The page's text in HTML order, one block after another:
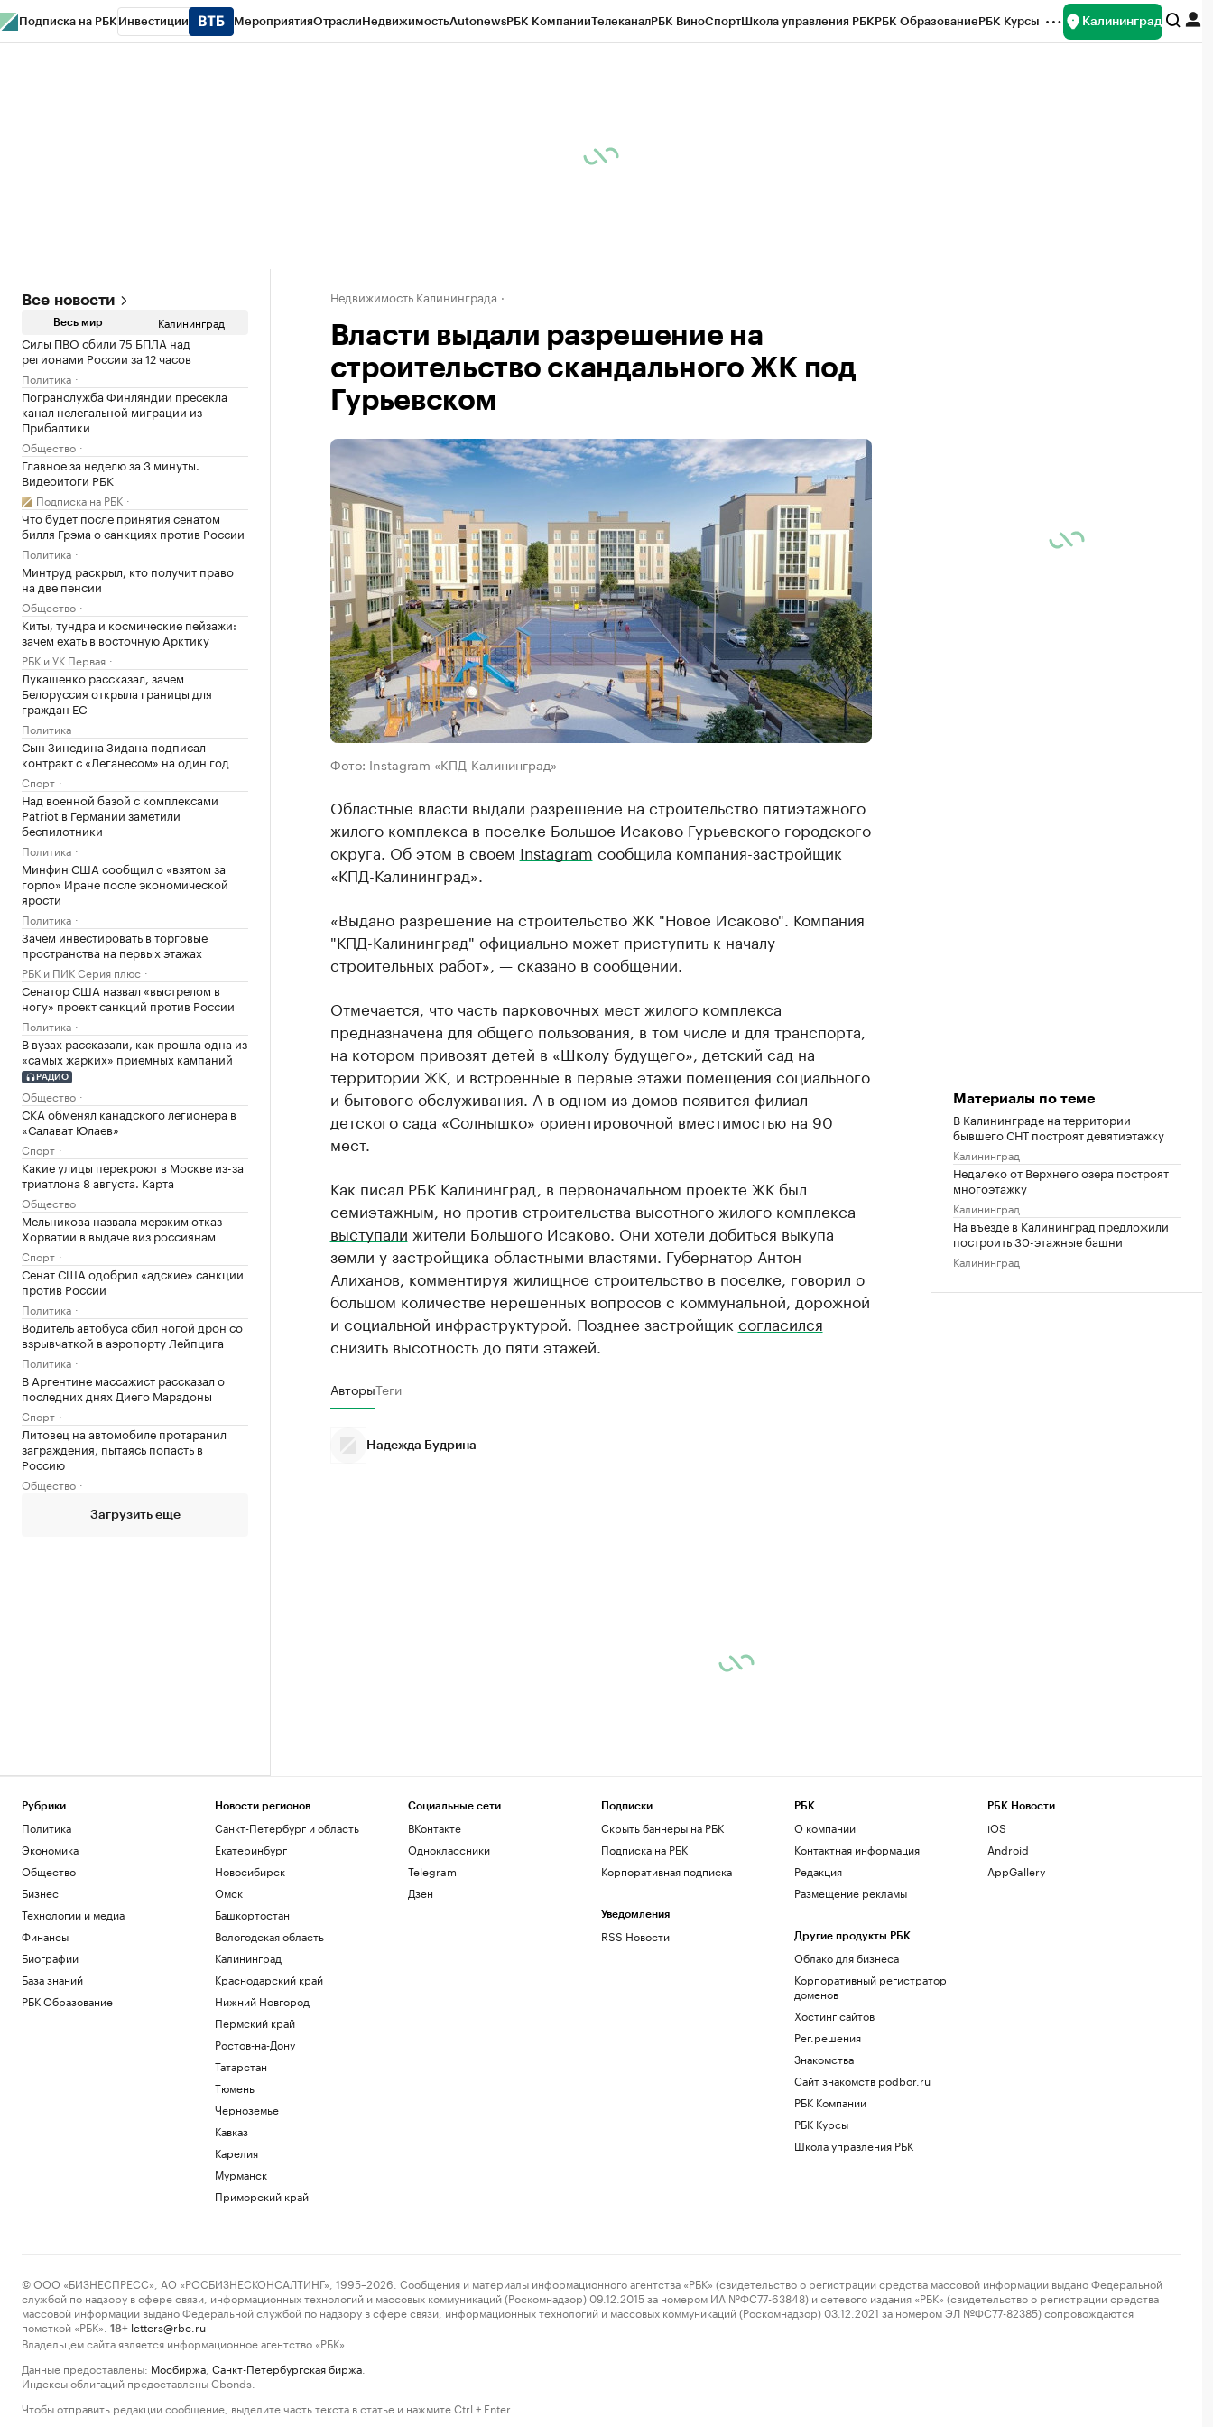
Подписка на РБК Инвестиции МероприятияОтраслиНедвижимостьAutonewsРБК КомпанииТелеканалРБК ВиноСпортШкола управления РБКРБК ОбразованиеРБК Курсы Калининград
Все новости
Весь мир Калининград
Силы ПВО сбили 75 БПЛА над
регионами России за 12 часов
Политика
Погранслужба Финляндии пресекла
канал нелегальной миграции из
Прибалтики
Общество
Главное за неделю за 3 минуты.
Видеоитоги РБК
Подписка на РБК
Что будет после принятия сенатом
билля Грэма о санкциях против России
Политика
Минтруд раскрыл, кто получит право
на две пенсии
Общество
Киты, тундра и космические пейзажи:
зачем ехать в восточную Арктику
РБК и УК Первая
Лукашенко рассказал, зачем
Белоруссия открыла границы для
граждан ЕС
Политика
Сын Зинедина Зидана подписал
контракт с «Леганесом» на один год
Спорт
Над военной базой с комплексами
Patriot в Германии заметили
беспилотники
Политика
Минфин США сообщил о «взятом за
горло» Иране после экономической
ярости
Политика
Зачем инвестировать в торговые
пространства на первых этажах
РБК и ПИК Серия плюс
Сенатор США назвал «выстрелом в
ногу» проект санкций против России
Политика
В вузах рассказали, как прошла одна из
«самых жарких» приемных кампаний
РАДИО
Общество
СКА обменял канадского легионера в
«Салават Юлаев»
Спорт
Какие улицы перекроют в Москве из-за
триатлона 8 августа. Карта
Общество
Мельникова назвала мерзким отказ
Хорватии в выдаче виз россиянам
Спорт
Сенат США одобрил «адские» санкции
против России
Политика
Водитель автобуса сбил ногой дрон со
взрывчаткой в аэропорту Лейпцига
Политика
В Аргентине массажист рассказал о
последних днях Диего Марадоны
Спорт
Литовец на автомобиле протаранил
заграждения, пытаясь попасть в
Россию
Общество
Загрузить еще
Недвижимость Калининграда
Власти выдали разрешение на
строительство скандального ЖК под
Гурьевском
Фото: Instagram «КПД-Калининград»
Областные власти выдали разрешение на строительство пятиэтажного
жилого комплекса в поселке Большое Исаково Гурьевского городского
округа. Об этом в своем Instagram сообщила компания-застройщик
«КПД-Калининград».
«Выдано разрешение на строительство ЖК "Новое Исаково". Компания
"КПД-Калининград" официально может приступить к началу
строительных работ», — сказано в сообщении.
Отмечается, что часть парковочных мест жилого комплекса
предназначена для общего пользования, в том числе и для транспорта,
на котором привозят детей в «Школу будущего», детский сад на
территории ЖК, и встроенные в первые этажи помещения социального
и бытового обслуживания. А в одном из домов появится филиал
детского сада «Солнышко» ориентировочной вместимостью на 90
мест.
Как писал РБК Калининград, в первоначальном проекте ЖК был
семиэтажным, но против строительства высотного жилого комплекса
выступали жители Большого Исаково. Они хотели добиться выкупа
земли у застройщика областными властями. Губернатор Антон
Алиханов, комментируя жилищное строительство в поселке, говорил о
большом количестве нерешенных вопросов с коммунальной, дорожной
и социальной инфраструктурой. Позднее застройщик согласился
снизить высотность до пяти этажей.
АвторыТеги
Надежда Будрина
Материалы по теме
В Калининграде на территории
бывшего СНТ построят девятиэтажку
Калининград
Недалеко от Верхнего озера построят
многоэтажку
Калининград
На въезде в Калининград предложили
построить 30-этажные башни
Калининград
Рубрики
Политика
Экономика
Общество
Бизнес
Технологии и медиа
Финансы
Биографии
База знаний
РБК Образование
Новости регионов
Санкт-Петербург и область
Екатеринбург
Новосибирск
Омск
Башкортостан
Вологодская область
Калининград
Краснодарский край
Нижний Новгород
Пермский край
Ростов-на-Дону
Татарстан
Тюмень
Черноземье
Кавказ
Карелия
Мурманск
Приморский край
Социальные сети
ВКонтакте
Одноклассники
Telegram
Дзен
Подписки
Скрыть баннеры на РБК
Подписка на РБК
Корпоративная подписка
Уведомления
RSS Новости
РБК
О компании
Контактная информация
Редакция
Размещение рекламы
Другие продукты РБК
Облако для бизнеса
Корпоративный регистратор
доменов
Хостинг сайтов
Рег.решения
Знакомства
Сайт знакомств podbor.ru
РБК Компании
РБК Курсы
Школа управления РБК
РБК Новости
iOS
Android
AppGallery
© ООО «БИЗНЕСПРЕСС», АО «РОСБИЗНЕСКОНСАЛТИНГ», 1995–2026. Сообщения и материалы информационного агентства «РБК» (свидетельство о регистрации средства массовой информации выдано Федеральной
службой по надзору в сфере связи, информационных технологий и массовых коммуникаций (Роскомнадзор) 09.12.2015 за номером ИА №ФС77-63848) и сетевого издания «РБК» (свидетельство о регистрации средства
массовой информации выдано Федеральной службой по надзору в сфере связи, информационных технологий и массовых коммуникаций (Роскомнадзор) 03.12.2021 за номером ЭЛ №ФС77-82385) сопровождаются
пометкой «РБК».
18+ letters@rbc.ru
Владельцем сайта является информационное агентство «РБК».
Данные предоставлены: Мосбиржа Санкт-Петербургская биржа
Индексы облигаций предоставлены Cbonds.
Чтобы отправить редакции сообщение, выделите часть текста в статье и нажмите Ctrl + Enter